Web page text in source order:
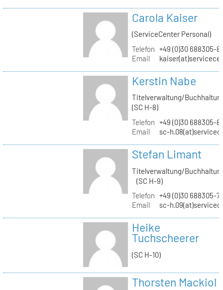
Carola Kaiser
(ServiceCenter Personal)
Telefon +49 (0)30 688305-
Email
Kerstin Nabe
Titelverwaltung/
(SC H-8)
Telefon +49 (0)30 688305-
Email
sc-
Stefan Limant
Titelverwaltung/
(SC H-9)
Telefon +49 (0)30 688305-
Email
sc-
Heike
Tuchscheerer
(SC H-10)
Thorsten Mackiol